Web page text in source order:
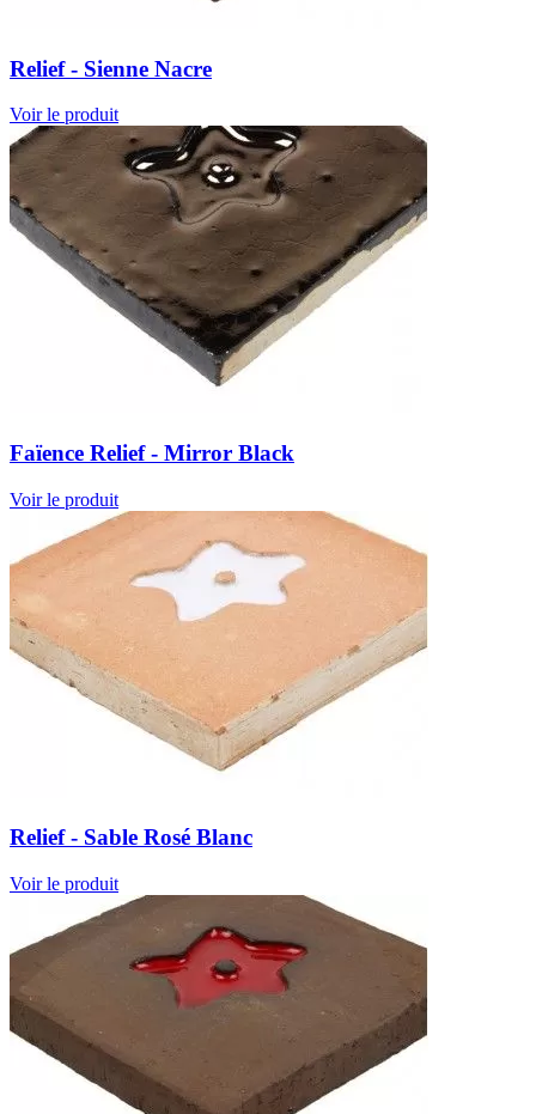
Relief - Sienne Nacre
Voir le produit
Faïence Relief - Mirror Black
Voir le produit
Relief - Sable Rosé Blanc
Voir le produit